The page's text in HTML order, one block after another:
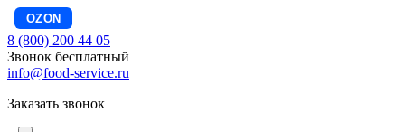
OZON
8 (800) 200 44 05
Звонок бесплатный
info@food-service.ru
Заказать звонок